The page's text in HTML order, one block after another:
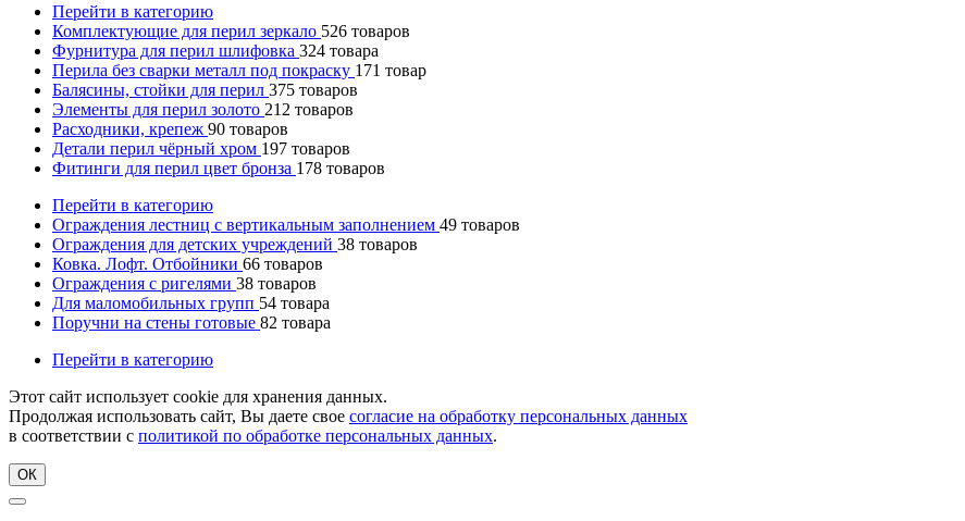
Перейти в категорию
Комплектующие для перил зеркало 526 товаров
Фурнитура для перил шлифовка 324 товара
Перила без сварки металл под покраску 171 товар
Балясины, стойки для перил 375 товаров
Элементы для перил золото 212 товаров
Расходники, крепеж 90 товаров
Детали перил чёрный хром 197 товаров
Фитинги для перил цвет бронза 178 товаров
Перейти в категорию
Ограждения лестниц с вертикальным заполнением 49 товаров
Ограждения для детских учреждений 38 товаров
Ковка. Лофт. Отбойники 66 товаров
Ограждения с ригелями 38 товаров
Для маломобильных групп 54 товара
Поручни на стены готовые 82 товара
Перейти в категорию
Этот сайт использует cookie для хранения данных.
Продолжая использовать сайт, Вы даете свое согласие на обработку персональных данных
в соответствии с политикой по обработке персональных данных.
ОК